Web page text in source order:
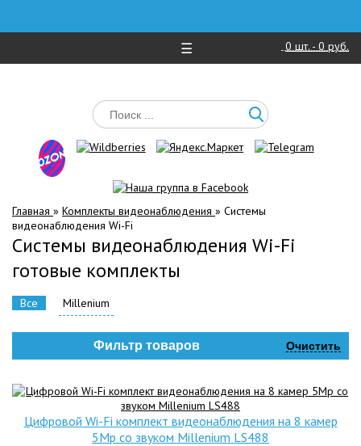
☰ 0 шт. - 0 руб.
Главная » Комплекты видеонаблюдения » Системы
видеонаблюдения Wi-Fi
Системы видеонаблюдения Wi-Fi
готовые комплекты
Все Millenium
Фильтр товаров Очистить
Цифровой Wi-Fi комплект видеонаблюдения на 8 камер
5Mp со звуком Millenium LS488